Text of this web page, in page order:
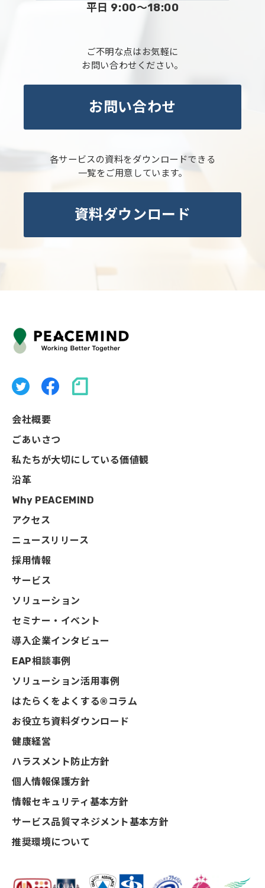
平日 9:00～18:00
ご不明な点はお気軽に
お問い合わせください。
お問い合わせ
各サービスの資料をダウンロードできる
一覧をご用意しています。
資料ダウンロード
会社概要
ごあいさつ
私たちが大切にしている価値観
沿革
Why PEACEMIND
アクセス
ニュースリリース
採用情報
サービス
ソリューション
セミナー・イベント
導入企業インタビュー
EAP相談事例
ソリューション活用事例
はたらくをよくする®コラム
お役立ち資料ダウンロード
健康経営
ハラスメント防止方針
個人情報保護方針
情報セキュリティ基本方針
サービス品質マネジメント基本方針
推奨環境について